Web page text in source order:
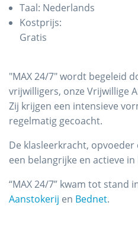
Taal: Nederlands
Kostprijs:
"MAX 24/7" wordt begeleid
vrijwilligers, onze Vrijwillige
Zij krijgen een intensieve
regelmatig
De klasleerkracht,
een belangrijke en actieve in
“MAX 24/7” kwam tot stand
Aanstokerij en Bednet.